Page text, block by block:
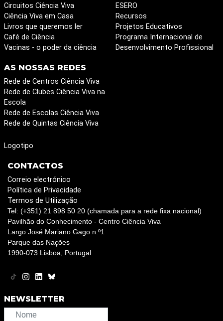
Circuitos Ciência Viva
Ciência Viva em Casa
Livros que queremos ler
Café de Ciência
Vacinas - o poder da ciência
ESERO
Recursos
Projetos Educativos
Programa Internacional de
Desenvolvimento Profissional
AS NOSSAS REDES
Rede de Centros Ciência Viva
Rede de Clubes Ciência Viva na
Escola
Rede de Escolas Ciência Viva
Rede de Quintas Ciência Viva
Logotipo
CONTACTOS
Correio electrónico
Política de Privacidade
Termos de Utilização
Tel: (+351) 21 898 50 20 (chamada para a rede fixa nacional)
Pavilhão do Conhecimento - Centro Ciência Viva
Largo José Mariano Gago n.º1
Parque das Nações
1990-073 Lisboa, Portugal
NEWSLETTER